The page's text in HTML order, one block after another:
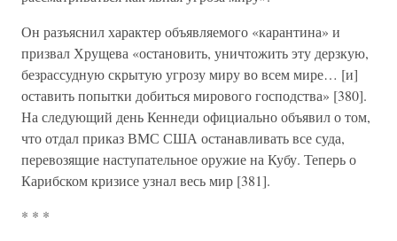
Он разъяснил характер объявляемого «карантина» и
призвал Хрущева «остановить, уничтожить эту дерзкую,
безрассудную скрытую угрозу миру во всем мире… [и]
оставить попытки добиться мирового господства» [380].
На следующий день Кеннеди официально объявил о том,
что отдал приказ ВМС США останавливать все суда,
перевозящие наступательное оружие на Кубу. Теперь о
Карибском кризисе узнал весь мир [381].
* * *